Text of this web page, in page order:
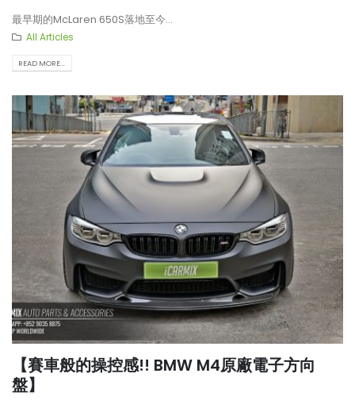
最早期的McLaren 650S落地至今...
All Articles
READ MORE...
【賽車般的操控感!! BMW M4原廠電子方向
盤】